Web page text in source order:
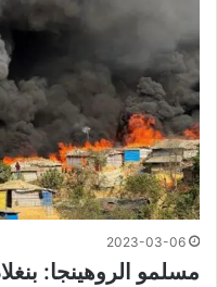
2023-03-06
مسلمو الروهينجا: